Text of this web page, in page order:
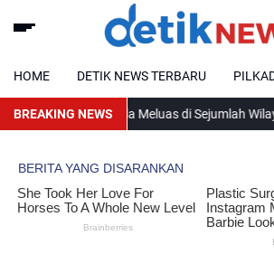
HOME DETIK NEWS TERBARU
BREAKING NEWS
Karhutla Meluas di Sejumlah Wilayah